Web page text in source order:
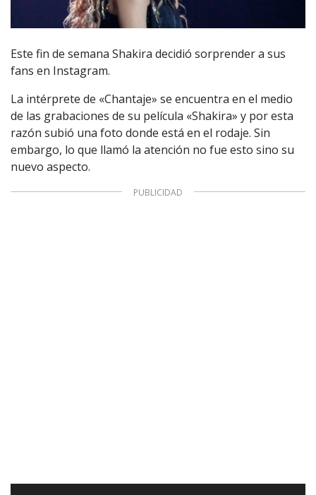
Este fin de semana Shakira decidió sorprender a sus
fans en Instagram.
La intérprete de «Chantaje» se encuentra en el medio
de las grabaciones de su película «Shakira» y por esta
razón subió una foto donde está en el rodaje. Sin
embargo, lo que llamó la atención no fue esto sino su
nuevo aspecto.